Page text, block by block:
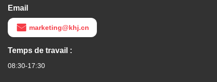
Email
marketing@khj.cn
Temps de travail :
08:30-17:30